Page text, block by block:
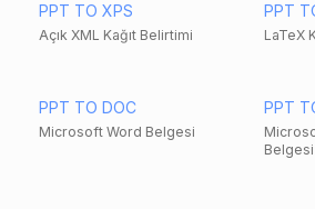
PPT TO XPS
Açık XML Kağıt Belirtimi
PPT
LaTeX
PPT TO DOC
Microsoft Word Belgesi
PPT
Belgesi